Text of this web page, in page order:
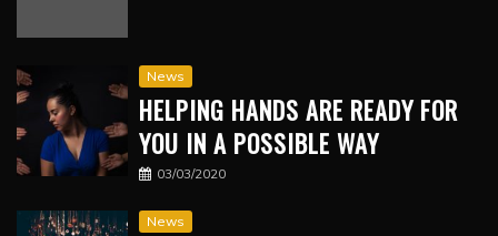
News
HELPING HANDS ARE READY FOR
YOU IN A POSSIBLE WAY
03/03/2020
News